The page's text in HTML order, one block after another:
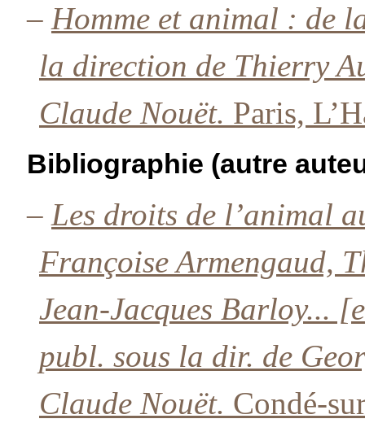
– Homme et animal : de
la direction de Thierry
Claude Nouët. Paris,
Bibliographie (autre
– Les droits de l’animal
Françoise Armengaud,
Jean-Jacques Barloy...
publ. sous la dir. de
Claude Nouët. Condé-